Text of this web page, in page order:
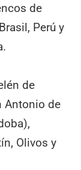
de
Perú y
de
Antonio de
Olivos y